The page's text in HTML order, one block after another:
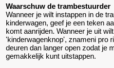
Waarschuw de trambestuurder
Wanneer je wilt instappen in de
kinderwagen, geef je een teken
komt aanrijden. Wanneer je uit
'kinderwagenknop', znameni pro
deuren dan langer open zodat je
gemakkelijk kunt uitstappen.